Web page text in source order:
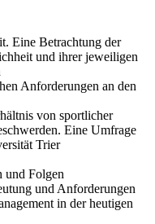
Eine Betrachtung der
und ihrer jeweiligen
Anforderungen an den
von sportlicher
Eine Umfrage
Trier
und Folgen
und Anforderungen
in der heutigen